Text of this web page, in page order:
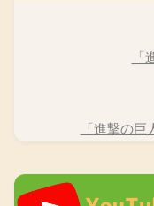
「
「進撃の巨